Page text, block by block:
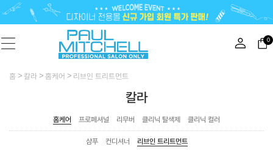
0
홈 칼라 홈케어 리브인 트리트먼트
칼라
홈케어 프로페셔널 리무버 클리닉 탈색제 클리닉 컬러
샴푸 컨디셔너 리브인 트리트먼트